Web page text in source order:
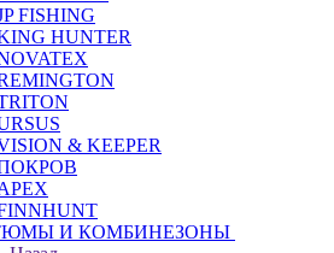
FISHING
HUNTER
& KEEPER
И КОМБИНЕЗОНЫ